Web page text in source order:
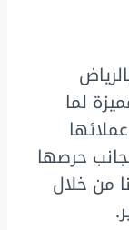
لما
حرصها
من خلال